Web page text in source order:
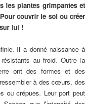
les plantes grimpantes et
couvrir le sol ou créer
lui !
Il a donné naissance à
au froid. Outre la
ont des formes et des
à des cœurs, des
ou crépues. Leur port peut